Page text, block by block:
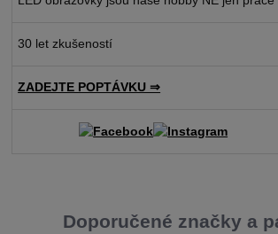
30 let zkušeností
ZADEJTE POPTÁVKU ⇒
Doporučené značky a